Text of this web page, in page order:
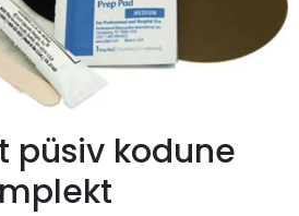
püsiv kodune